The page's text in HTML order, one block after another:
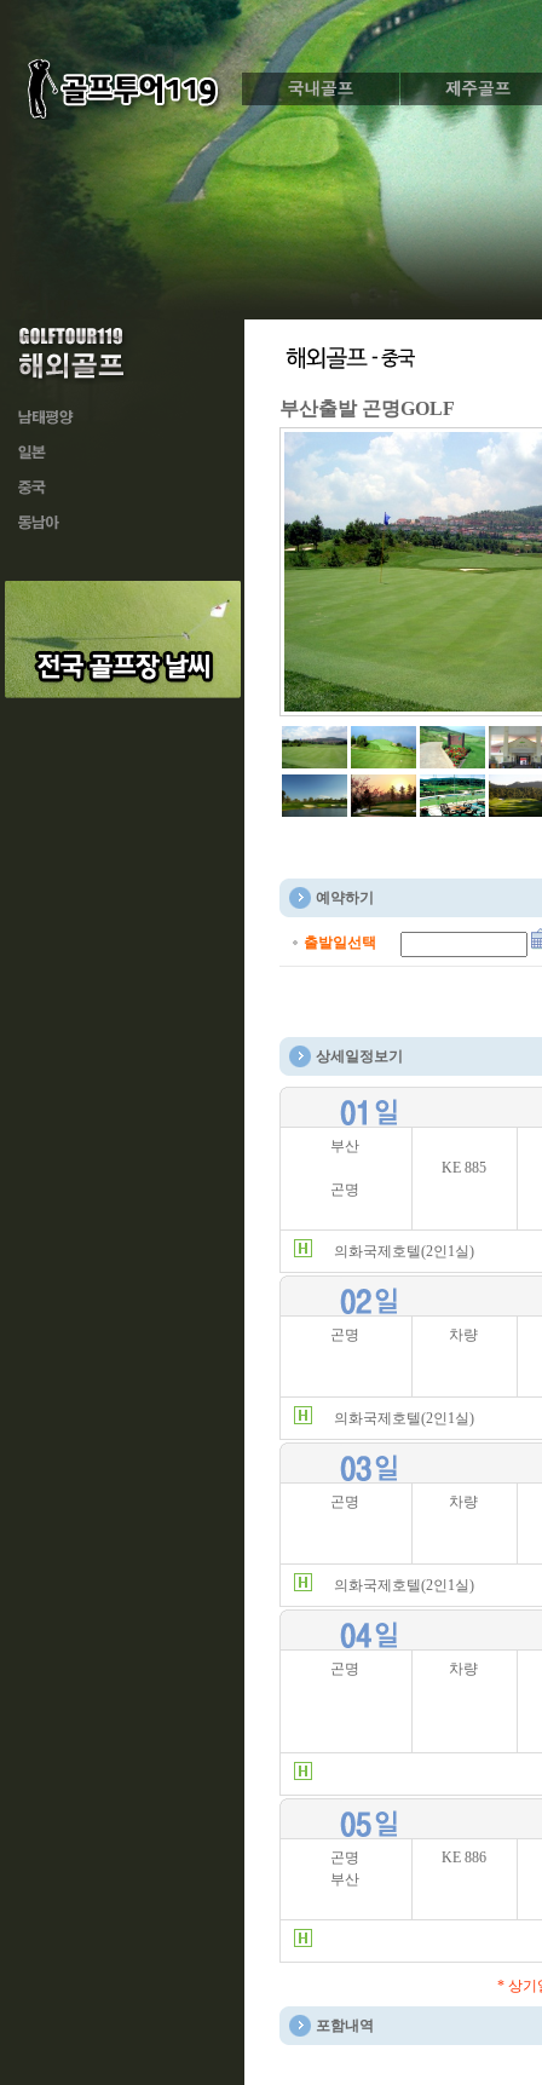
부산출발 곤명GOLF
예약하기
출발일선택
상세일정보기
부산
곤명
KE 885
의화국제호텔(2인1실)
곤명 차량
의화국제호텔(2인1실)
곤명 차량
의화국제호텔(2인1실)
곤명 차량
곤명
부산
KE 886
* 상기
포함내역